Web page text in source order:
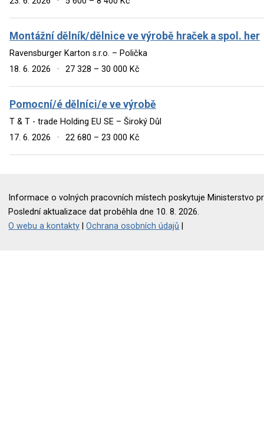
Montážní dělník/dělnice ve výrobě hraček a spol. her
Ravensburger Karton s.r.o. – Polička
18. 6. 2026
· 27 328 – 30 000 Kč
Pomocní/é dělníci/e ve výrobě
T & T - trade Holding EU SE – Široký Důl
17. 6. 2026
· 22 680 – 23 000 Kč
Informace o volných pracovních místech poskytuje Ministerstvo
Poslední aktualizace dat proběhla dne 10. 8. 2026.
O webu a kontakty |Ochrana osobních údajů